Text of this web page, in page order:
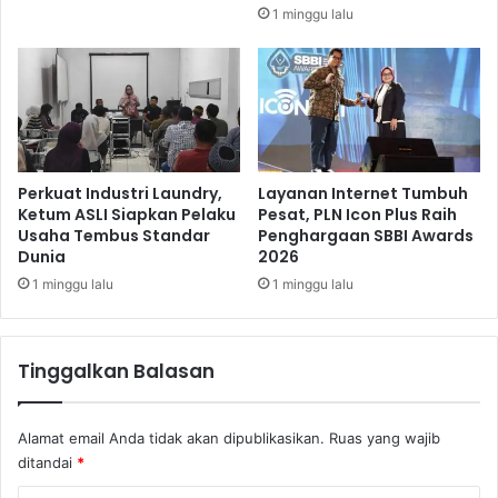
1 minggu lalu
Perkuat Industri Laundry,
Ketum ASLI Siapkan Pelaku
Usaha Tembus Standar
Dunia
1 minggu lalu
Layanan Internet Tumbuh
Pesat, PLN Icon Plus Raih
Penghargaan SBBI Awards
2026
1 minggu lalu
Tinggalkan Balasan
Alamat email Anda tidak akan dipublikasikan. Ruas yang wajib
ditandai *